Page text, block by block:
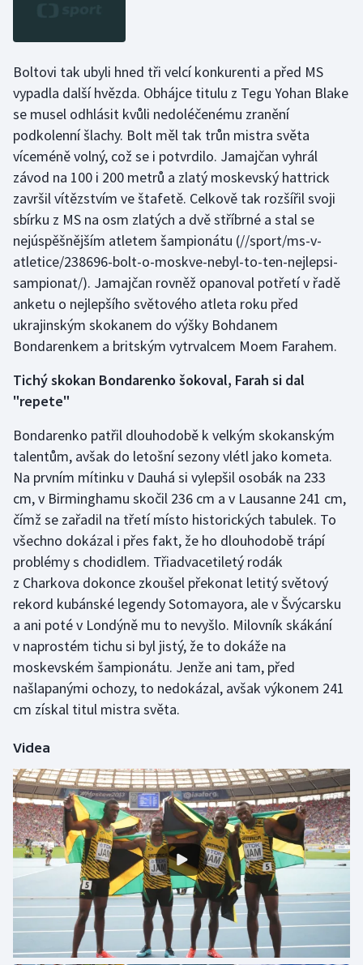
Boltovi tak ubyli hned tři velcí konkurenti a před MS
vypadla další hvězda. Obhájce titulu z Tegu Yohan Blake
se musel odhlásit kvůli nedoléčenému zranění
podkolenní šlachy. Bolt měl tak trůn mistra světa
víceméně volný, což se i potvrdilo. Jamajčan vyhrál
závod na 100 i 200 metrů a zlatý moskevský hattrick
završil vítězstvím ve štafetě. Celkově tak rozšířil svoji
sbírku z MS na osm zlatých a dvě stříbrné a stal se
nejúspěšnějším atletem šampionátu (//sport/ms-v-
atletice/238696-bolt-o-moskve-nebyl-to-ten-nejlepsi-
sampionat/). Jamajčan rovněž opanoval potřetí v řadě
anketu o nejlepšího světového atleta roku před
ukrajinským skokanem do výšky Bohdanem
Bondarenkem a britským vytrvalcem Moem Farahem.
Tichý skokan Bondarenko šokoval, Farah si dal
"repete"
Bondarenko patřil dlouhodobě k velkým skokanským
talentům, avšak do letošní sezony vlétl jako kometa.
Na prvním mítinku v Dauhá si vylepšil osobák na 233
cm, v Birminghamu skočil 236 cm a v Lausanne 241 cm,
čímž se zařadil na třetí místo historických tabulek. To
všechno dokázal i přes fakt, že ho dlouhodobě trápí
problémy s chodidlem. Třiadvacetiletý rodák
z Charkova dokonce zkoušel překonat letitý světový
rekord kubánské legendy Sotomayora, ale v Švýcarsku
a ani poté v Londýně mu to nevyšlo. Milovník skákání
v naprostém tichu si byl jistý, že to dokáže na
moskevském šampionátu. Jenže ani tam, před
našlapanými ochozy, to nedokázal, avšak výkonem 241
cm získal titul mistra světa.
Videa